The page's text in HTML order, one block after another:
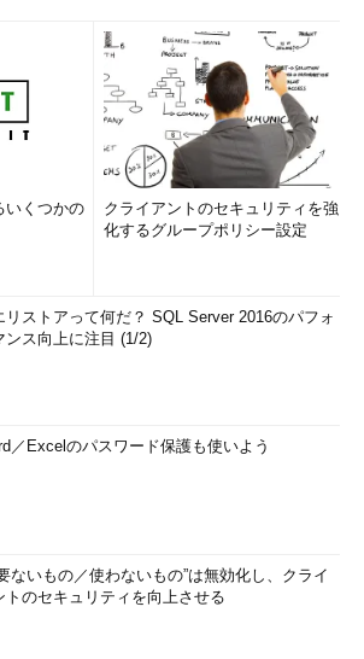
くつかの
クライアントのセキュリティを強
化するグループポリシー設定
リストアって何だ？ SQL Server 2016のパフォ
ンス向上に注目 (1/2)
／Excelのパスワード保護も使いよう
ないもの／使わないもの”は無効化し、クライ
トのセキュリティを向上させる